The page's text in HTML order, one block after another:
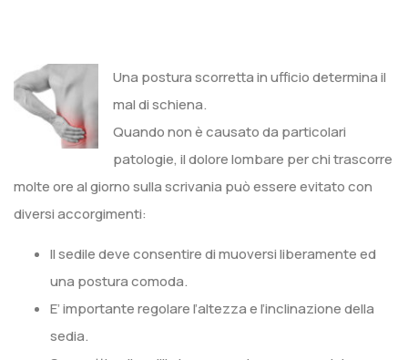
Una postura scorretta in ufficio determina il
mal di schiena.
Quando non è causato da particolari
patologie, il dolore lombare per chi trascorre
molte ore al giorno sulla scrivania può essere evitato con
diversi accorgimenti:
Il sedile deve consentire di muoversi liberamente ed
una postura comoda.
E’ importante regolare l’altezza e l’inclinazione della
sedia.